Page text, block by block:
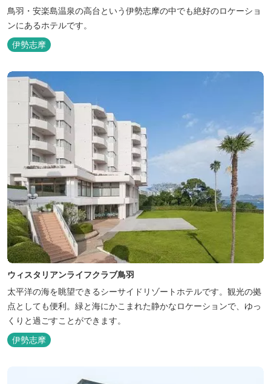
鳥羽・安楽島温泉の高台という伊勢志摩の中でも絶好のロケーショ
ンにあるホテルです。
伊勢志摩
ウィスタリアンライフクラブ鳥羽
太平洋の海を眺望できるシーサイドリゾートホテルです。観光の拠
点としても便利。緑と海にかこまれた静かなロケーションで、ゆっ
くりと過ごすことができます。
伊勢志摩